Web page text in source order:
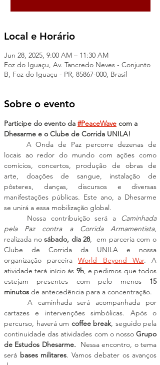
Local e Horário
Jun 28, 2025, 9:00 AM – 11:30 AM
Foz do Iguaçu, Av. Tancredo Neves - Conjunto
B, Foz do Iguaçu - PR, 85867-000, Brasil
Sobre o evento
Participe do evento da #PeaceWave com a
Dhesarme e o Clube de Corrida UNILA!
locais ao redor do mundo com ações como
comícios, concertos, produção de obras de
arte, doações de sangue, instalação de
pôsteres, danças, discursos e diversas
manifestações públicas. Este ano, a Dhesarme
se unirá a essa mobilização global.
	Nossa contribuição será a
Caminhada
pela Paz contra a Corrida Armamentista,
realizada no sábado, dia 28,  em parceria com o
Clube de Corrida da UNILA e nossa
organização parceira World Beyond War. A
atividade terá início às 9h, e pedimos que todos
estejam presentes com pelo menos 15
minutos de antecedência para a concentração.
cartazes e intervenções simbólicas. Após o
percurso, haverá um coffee break, seguido pela
continuidade das atividades com o nosso Grupo
de Estudos Dhesarme. Nessa encontro, o tema
será bases militares. Vamos debater os avanços